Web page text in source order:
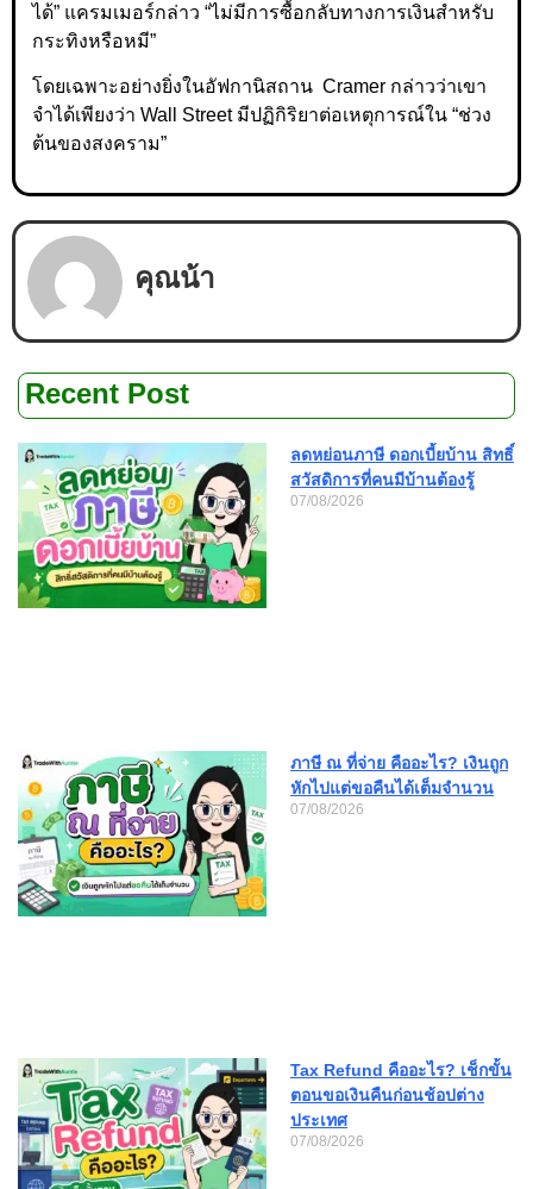
ได้” แครมเมอร์กล่าว “ไม่มีการซื้อกลับทางการเงินสำหรับ
กระทิงหรือหมี”
โดยเฉพาะอย่างยิ่งในอัฟกานิสถาน Cramer กล่าวว่าเขา
จำได้เพียงว่า Wall Street มีปฏิกิริยาต่อเหตุการณ์ใน “ช่วง
ต้นของสงคราม”
คุณน้า
Recent Post
ลดหย่อนภาษี ดอกเบี้ยบ้าน สิทธิ์
สวัสดิการที่คนมีบ้านต้องรู้
07/08/2026
ภาษี ณ ที่จ่าย คืออะไร? เงินถูก
หักไปแต่ขอคืนได้เต็มจำนวน
07/08/2026
Tax Refund คืออะไร? เช็กขั้น
ตอนขอเงินคืนก่อนช้อปต่าง
ประเทศ
07/08/2026